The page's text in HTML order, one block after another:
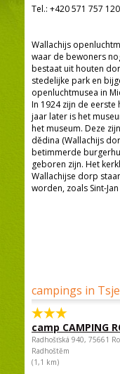
Tel.: +420 571 757 120
Wallachijs
waar de bewoners
bestaat uit houten
stedelijke park en
openluchtmusea in
In 1924 zijn de eerste
jaar later is het
het museum. Deze
dědina (Wallachijs
betimmerde
geboren zijn. Het
Wallachijse dorp
worden, zoals Sint-
campings in
camp CAMPING
Radhošťská 940, 75661
Radhoštěm
(1,1 km)